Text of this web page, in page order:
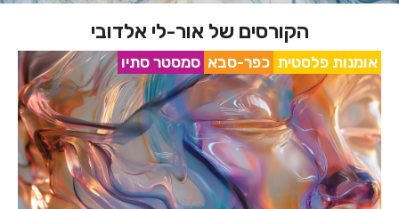
הקורסים של אור-לי אלדובי
אומנות פלסטית כפר-סבא סמסטר סתיו